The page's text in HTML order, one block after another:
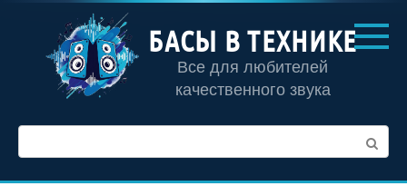
контенту
БАСЫ В ТЕХНИКЕ
Все для любителей
качественного звука